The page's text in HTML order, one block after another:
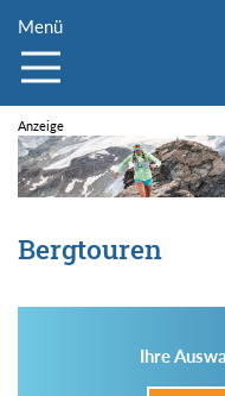
Menü
Bergtouren
Ihre